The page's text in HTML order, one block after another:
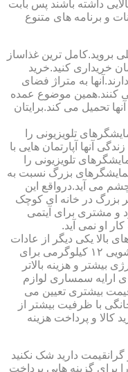
داشته باشند پس بابت
و برنامه های متنوع
بروید.کامل ترین غذاساز
با حدود 100 هزار تومان خریداری کنید.خرید
به متراژ فضای
کنند.همین موضوع عمده
تحمیل می کند.برایتان
تلویزیونی را
آنها آپارتمان هایی با
تلویزیونی را
بزرگ نسبت به
می آید.درواقع این
بزرگ در خانه ای کوچک
و مشتری برای آیتمی
او نمی آید.
بالا یکی دیگر از عادات
نادرست مشتریان ایرانی است.یک لباسشویی ١٢ کیلوگرمی برای
انرژی بیشتر و هزینه بالاتر
ارایه سمساری لوازم
بیشتری تعیین می
با ظرفیت بیشتر از
کالا و پرداخت هزینه
دارید شک نکنید
برای گزینه هایی پرداخت